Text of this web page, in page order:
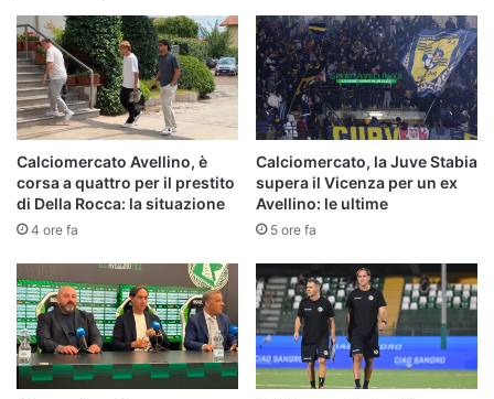
Calciomercato Avellino, è
corsa a quattro per il prestito
di Della Rocca: la situazione
4 ore fa
Calciomercato, la Juve Stabia
supera il Vicenza per un ex
Avellino: le ultime
5 ore fa